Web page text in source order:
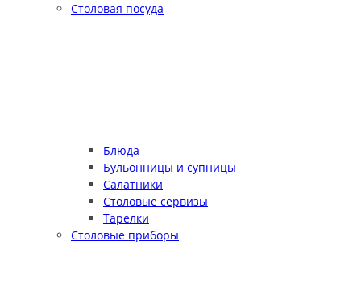
Столовая посуда
Блюда
Бульонницы и супницы
Салатники
Столовые сервизы
Тарелки
Столовые приборы